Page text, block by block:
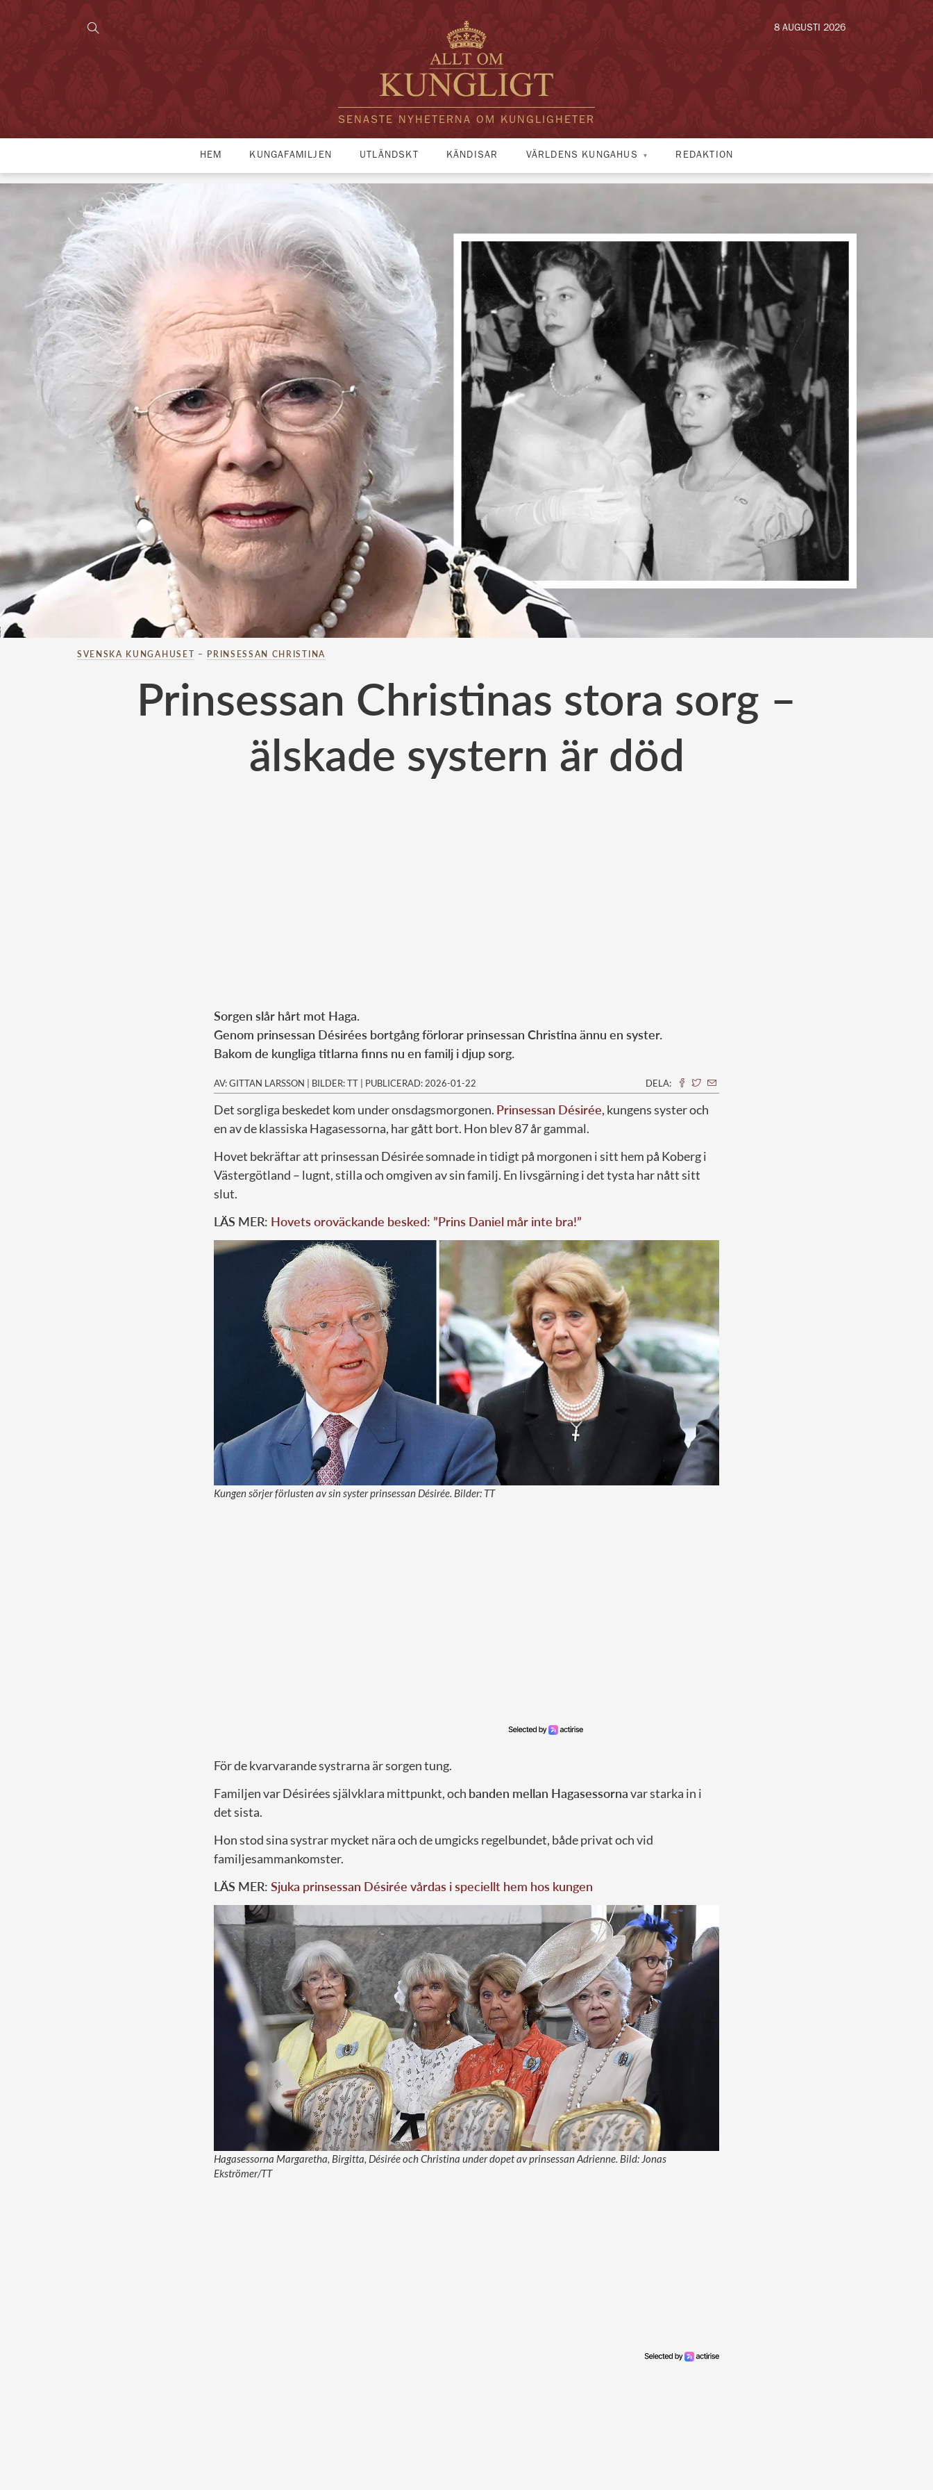
SENASTE NYHETERNA OM KUNGLIGHETER
8 AUGUSTI 2026
HEM KUNGAFAMILJEN UTLÄNDSKT KÄNDISAR VÄRLDENS KUNGAHUS REDAKTION
SVENSKA KUNGAHUSET – PRINSESSAN CHRISTINA
Prinsessan Christinas stora sorg –
älskade systern är död
Sorgen slår hårt mot Haga.
Genom prinsessan Désirées bortgång förlorar prinsessan Christina ännu en syster.
Bakom de kungliga titlarna finns nu en familj i djup sorg.
AV: GITTAN LARSSON | BILDER: TT | PUBLICERAD: 2026-01-22 DELA:
Det sorgliga beskedet kom under onsdagsmorgonen. Prinsessan Désirée, kungens syster och
en av de klassiska Hagasessorna, har gått bort. Hon blev 87 år gammal.
Hovet bekräftar att prinsessan Désirée somnade in tidigt på morgonen i sitt hem på Koberg i
Västergötland – lugnt, stilla och omgiven av sin familj. En livsgärning i det tysta har nått sitt
slut.
LÄS MER: Hovets oroväckande besked: ”Prins Daniel mår inte bra!”
Kungen sörjer förlusten av sin syster prinsessan Désirée. Bilder: TT
För de kvarvarande systrarna är sorgen tung.
Familjen var Désirées självklara mittpunkt, och banden mellan Hagasessornavar starka in i
det sista.
Hon stod sina systrar mycket nära och de umgicks regelbundet, både privat och vid
familjesammankomster.
LÄS MER: Sjuka prinsessan Désirée vårdas i speciellt hem hos kungen
Hagasessorna Margaretha, Birgitta, Désirée och Christina under dopet av prinsessan Adrienne. Bild: Jonas
Ekströmer/TT